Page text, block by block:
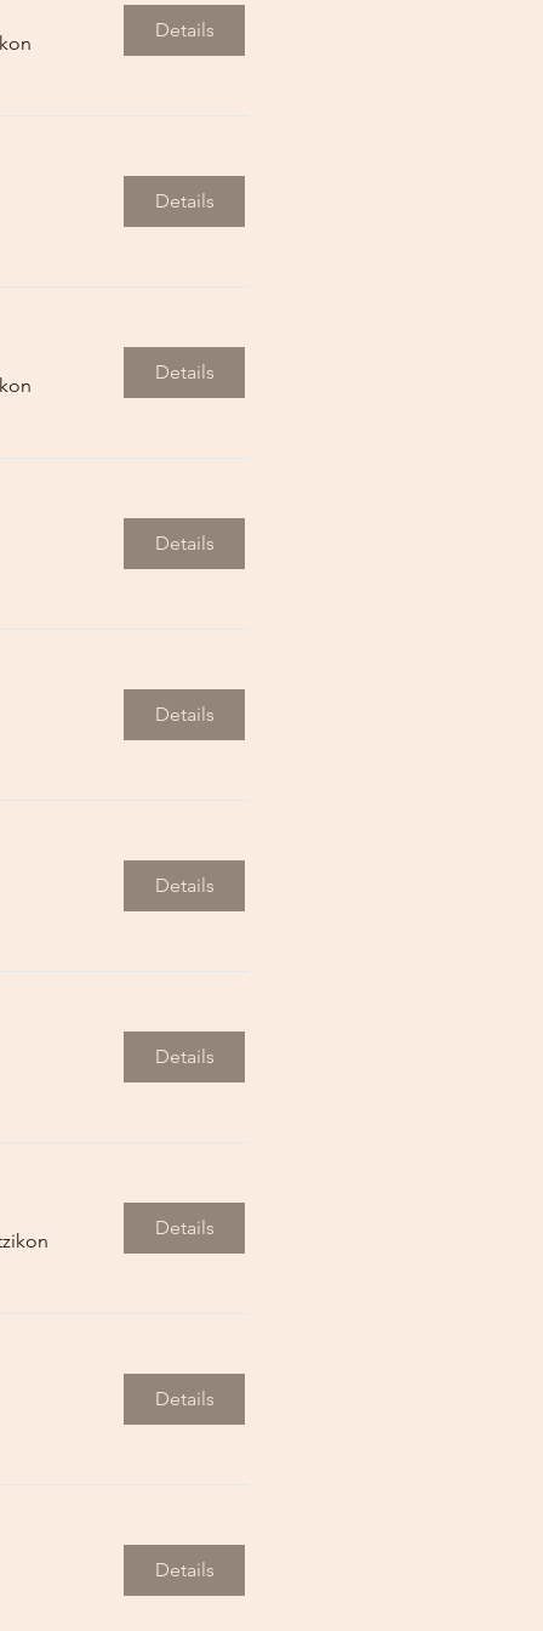
Details
Details
Details
Details
Details
Details
Details
Details
Details
Details